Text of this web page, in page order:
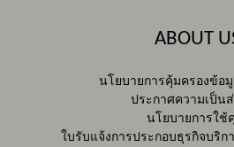
ABOUT
นโยบายการคุ้มครองข้อ
ประกาศความเป็น
นโยบายการใช้
ใบรับแจ้งการประกอบธุรกิจบริ